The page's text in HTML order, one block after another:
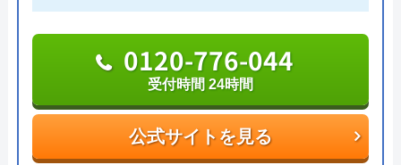
ました。結局、アダプタは外れなかったの
で、ホースごと交換になりました。お電話で
こだけ星1つ引かせて貰いました。
Googleクチコミを見る
駆けつけ時間は最短10分と非常に早く、急を要した
修理のときでも安心して依頼できます。
支払いは現金払いと銀行振込に対応しています。依
頼主の都合でキャンセルする場合には割増料金が発
公式サイトを見る
0120-776-044
受付時間 24時間